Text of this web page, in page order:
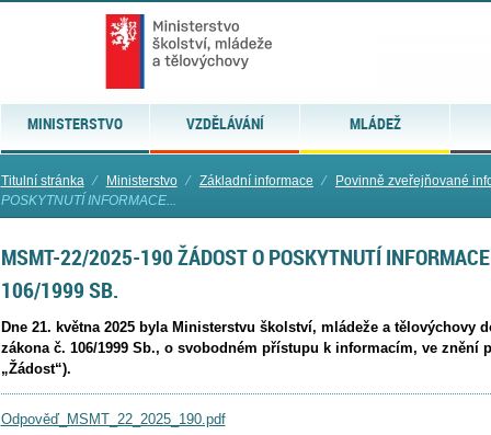
MINISTERSTVO VZDĚLÁVÁNÍ MLÁDEŽ
Titulní stránka ⁄ Ministerstvo ⁄ Základní informace ⁄
Povinně zveřejňované
POSKYTNUTÍ INFORMACE...
MSMT-22/2025-190 ŽÁDOST O POSKYTNUTÍ
106/1999 SB.
Dne 21. května 2025 byla Ministerstvu školství, mládeže a tělovýchovy
zákona č. 106/1999 Sb., o svobodném přístupu k informacím, ve znění
„Žádost“).
Odpověď_MSMT_22_2025_190.pdf